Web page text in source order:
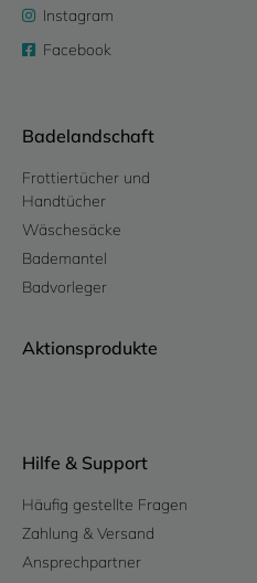
Instagram
Facebook
Badelandschaft
Frottiertücher und
Handtücher
Wäschesäcke
Bademantel
Badvorleger
Aktionsprodukte
Hilfe & Support
Häufig gestellte Fragen
Zahlung & Versand
Ansprechpartner